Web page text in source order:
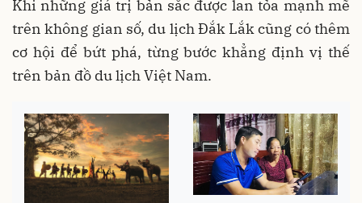
Khi những giá trị bản sắc được lan tỏa mạnh mẽ
trên không gian số, du lịch Đắk Lắk cũng có thêm
cơ hội để bứt phá, từng bước khẳng định vị thế
trên bản đồ du lịch Việt Nam.